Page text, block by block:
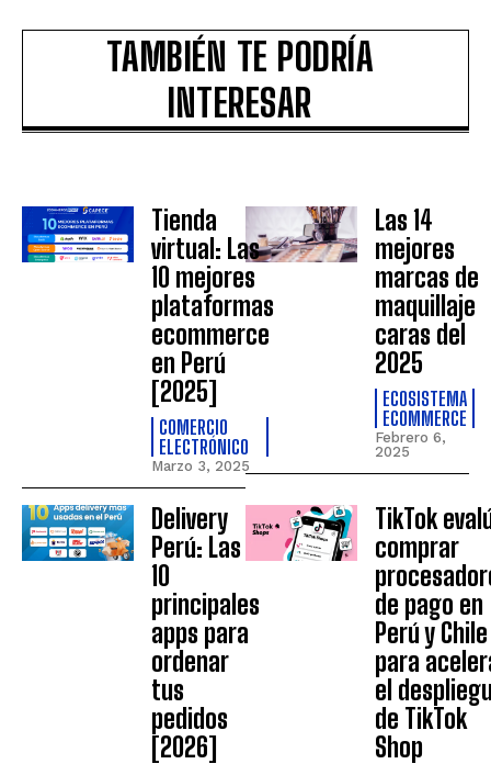
TAMBIÉN TE PODRÍA
INTERESAR
Tienda
virtual: Las
10 mejores
plataformas
ecommerce
en Perú
[2025]
COMERCIO
ELECTRÓNICO
Marzo 3, 2025
Las 14
mejores
marcas de
maquillaje
caras del
2025
ECOSISTEMA
ECOMMERCE
Febrero 6,
2025
Delivery
Perú: Las
10
principales
apps para
ordenar
tus
pedidos
[2026]
TikTok
comprar
de pago en
Perú y Chile
para
el
de TikTok
Shop